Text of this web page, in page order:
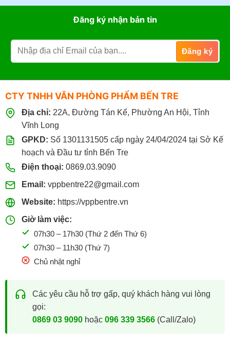
Đăng ký nhận bản tin
CTY TNHH VĂN PHÒNG PHẨM BẾN TRE
Địa chỉ: 22A, Đường Tán Kế, Phường An Hội, Tỉnh
Vĩnh Long
GPKD: Số 1301131505 cấp ngày 24/04/2024 tại Sở Kế
hoạch và Đầu tư tỉnh Bến Tre
Điện thoại: 0869.03.9090
Email: vppbentre22@gmail.com
Website: https://vppbentre.vn
Giờ làm việc:
07h30 – 17h30 (Thứ 2 đến Thứ 6)
07h30 – 11h30 (Thứ 7)
Chủ nhật nghỉ
Các yêu cầu hỗ trợ gấp, quý khách hàng vui lòng
gọi:
0869 03 9090hoặc 096 339 3566(Call/Zalo)